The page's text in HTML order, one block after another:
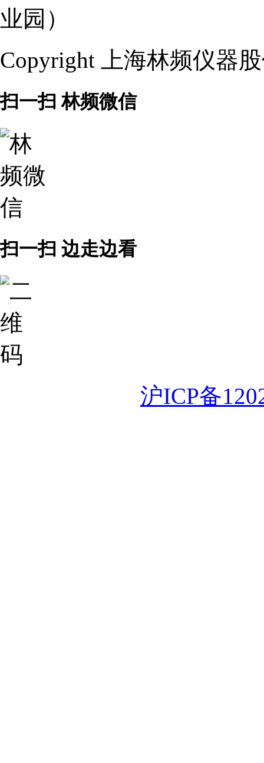
业园）
Copyright 上海林频仪器
扫一扫 林频微信
扫一扫 边走边看
沪ICP备